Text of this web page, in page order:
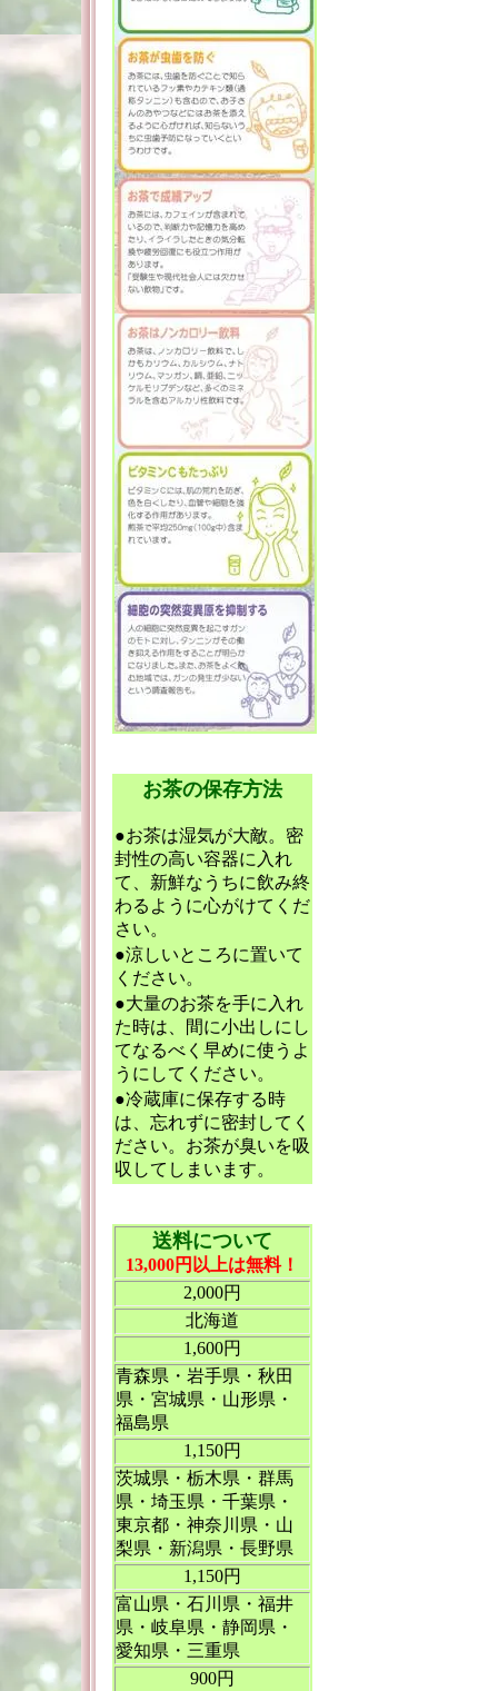
お茶の保存方法
●お茶は湿気が大敵。密
封性の高い容器に入れ
て、新鮮なうちに飲み終
わるように心がけてくだ
さい。
●涼しいところに置いて
ください。
●大量のお茶を手に入れ
た時は、間に小出しにし
てなるべく早めに使うよ
うにしてください。
●冷蔵庫に保存する時
は、忘れずに密封してく
ださい。お茶が臭いを吸
収してしまいます。
送料について
13,000円以上は無料！
2,000円
北海道
1,600円
青森県・岩手県・秋田
県・宮城県・山形県・
福島県
1,150円
茨城県・栃木県・群馬
県・埼玉県・千葉県・
東京都・神奈川県・山
梨県・新潟県・長野県
1,150円
富山県・石川県・福井
県・岐阜県・静岡県・
愛知県・三重県
900円